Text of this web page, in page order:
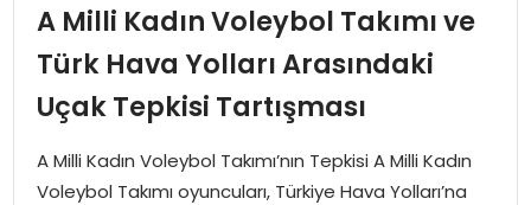
SPOR
TEKNOLOJI
A Milli Kadın Voleybol Takımı ve
Türk Hava Yolları Arasındaki
Uçak Tepkisi Tartışması
A Milli Kadın Voleybol Takımı’nın Tepkisi A Milli Kadın
Voleybol Takımı oyuncuları, Türkiye Hava Yolları’na